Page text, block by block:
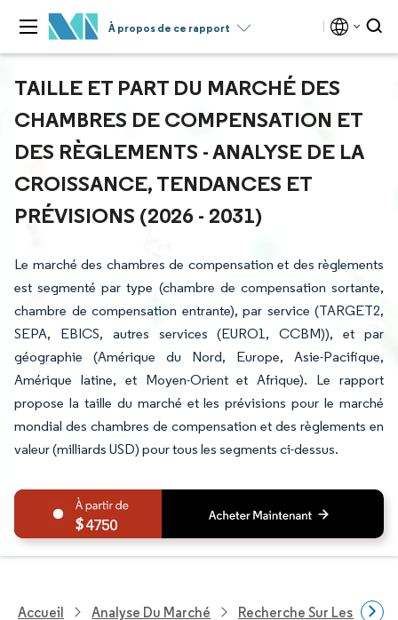
À propos de ce rapport
TAILLE ET PART DU MARCHÉ DES
CHAMBRES DE COMPENSATION ET
DES RÈGLEMENTS - ANALYSE DE LA
CROISSANCE, TENDANCES ET
PRÉVISIONS (2026 - 2031)
Le marché des chambres de compensation et des règlements
est segmenté par type (chambre de compensation sortante,
chambre de compensation entrante), par service (TARGET2,
SEPA, EBICS, autres services (EURO1, CCBM)), et par
géographie (Amérique du Nord, Europe, Asie-Pacifique,
Amérique latine, et Moyen-Orient et Afrique). Le rapport
propose la taille du marché et les prévisions pour le marché
mondial des chambres de compensation et des règlements en
valeur (milliards USD) pour tous les segments ci-dessus.
4750
Accueil Analyse Du Marché Recherche Sur Les